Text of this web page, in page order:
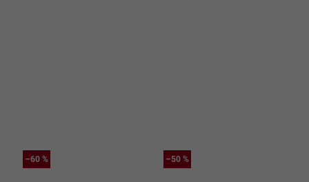
–60 % –50 %